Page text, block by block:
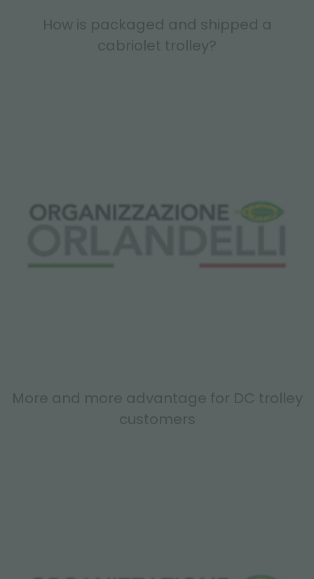
How is packaged and shipped a
cabriolet trolley?
More and more advantage for DC trolley
customers